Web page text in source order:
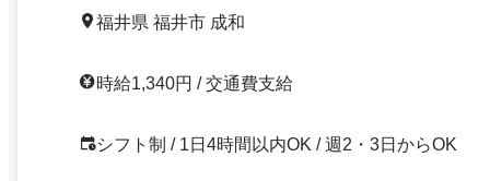
福井県 福井市 成和
時給1,340円 / 交通費支給
シフト制 / 1日4時間以内OK / 週2・3日からOK